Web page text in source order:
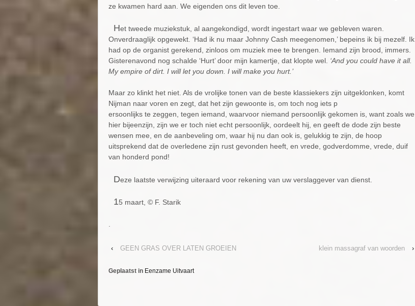
ze kwamen hard aan. We eigenden ons dit leven toe.
Het tweede muziekstuk, al aangekondigd, wordt ingestart waar we gebleven waren.
Onverdraaglijk opgewekt. ‘Had ik nu maar Johnny Cash meegenomen,’ bepeins ik bij mezelf. Ik
had op de organist gerekend, zinloos om muziek mee te brengen. Iemand zijn brood, immers.
Gisterenavond nog schalde ‘Hurt’ door mijn kamertje, dat klopte wel. ‘And you could have it all.
My empire of dirt. I will let you down. I will make you hurt.’
Maar zo klinkt het niet. Als de vrolijke tonen van de beste klassiekers zijn uitgeklonken, komt
Nijman naar voren en zegt, dat het zijn gewoonte is, om toch nog iets p
ersoonlijks te zeggen, tegen iemand, waarvoor niemand persoonlijk gekomen is, want zoals we
hier bijeenzijn, zijn we er toch niet echt persoonlijk, oordeelt hij, en geeft de dode zijn beste
wensen mee, en de aanbeveling om, waar hij nu dan ook is, gelukkig te zijn, de hoop
uitsprekend dat de overledene zijn rust gevonden heeft, en vrede, godverdomme, vrede, duif
van honderd pond!
Deze laatste verwijzing uiteraard voor rekening van uw verslaggever van dienst.
15 maart, © F. Starik
.
‹ GEEN GRAS OVER LATEN GROEIEN klein massagraf van woorden ›
Geplaatst in Eenzame Uitvaart